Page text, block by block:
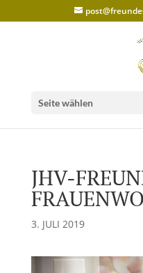
Seite wählen
JHV-
3. JULI 2019